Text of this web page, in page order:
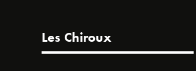
Les Chiroux